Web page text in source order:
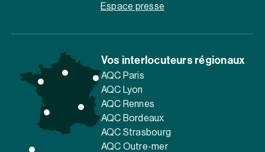
Espace presse
Vos interlocuteurs régionaux
AQC Paris
AQC Lyon
AQC Rennes
AQC Bordeaux
AQC Strasbourg
AQC Outre-mer